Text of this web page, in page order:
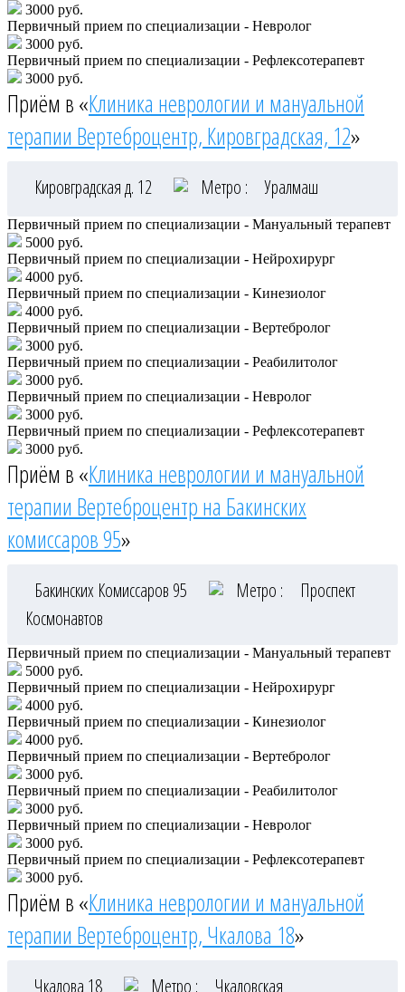
3000 руб.
Первичный прием по специализации - Невролог
3000 руб.
Первичный прием по специализации - Рефлексотерапевт
3000 руб.
Приём в «Клиника неврологии и мануальной
терапии Вертеброцентр, Кировградская, 12»
Кировградская д. 12 Метро : Уралмаш
Первичный прием по специализации - Мануальный терапевт
5000 руб.
Первичный прием по специализации - Нейрохирург
4000 руб.
Первичный прием по специализации - Кинезиолог
4000 руб.
Первичный прием по специализации - Вертебролог
3000 руб.
Первичный прием по специализации - Реабилитолог
3000 руб.
Первичный прием по специализации - Невролог
3000 руб.
Первичный прием по специализации - Рефлексотерапевт
3000 руб.
Приём в «Клиника неврологии и мануальной
терапии Вертеброцентр на Бакинских
комиссаров 95»
Бакинских Комиссаров 95 Метро :
Проспект
Космонавтов
Первичный прием по специализации - Мануальный терапевт
5000 руб.
Первичный прием по специализации - Нейрохирург
4000 руб.
Первичный прием по специализации - Кинезиолог
4000 руб.
Первичный прием по специализации - Вертебролог
3000 руб.
Первичный прием по специализации - Реабилитолог
3000 руб.
Первичный прием по специализации - Невролог
3000 руб.
Первичный прием по специализации - Рефлексотерапевт
3000 руб.
Приём в «Клиника неврологии и мануальной
терапии Вертеброцентр, Чкалова 18»
Чкалова 18 Метро : Чкаловская